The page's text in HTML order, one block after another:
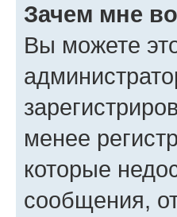
Зачем мне
Вы можете
менее
которые
сообщения,